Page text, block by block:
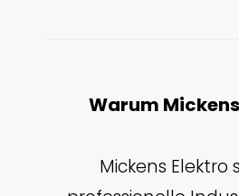
Warum
Mickens